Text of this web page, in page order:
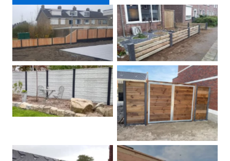
Douglas schutting Tuinhek voortuin
Betonschutting
Dubbele poort